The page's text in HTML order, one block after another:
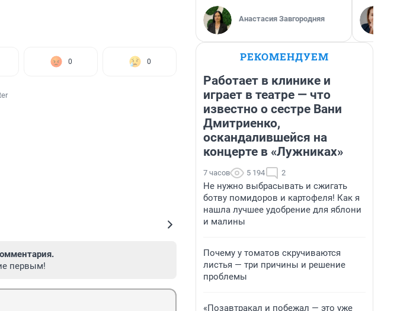
0 0
первым!
Анастасия Завгородняя
РЕКОМЕНДУЕМ
Работает в клинике и
играет в театре — что
известно о сестре Вани
Дмитриенко,
оскандалившейся на
концерте в «Лужниках»
7 часов 5 194 2
Не нужно выбрасывать и сжигать
ботву помидоров и картофеля! Как я
нашла лучшее удобрение для яблони
и малины
Почему у томатов скручиваются
листья — три причины и решение
проблемы
«Позавтракал и побежал — это уже